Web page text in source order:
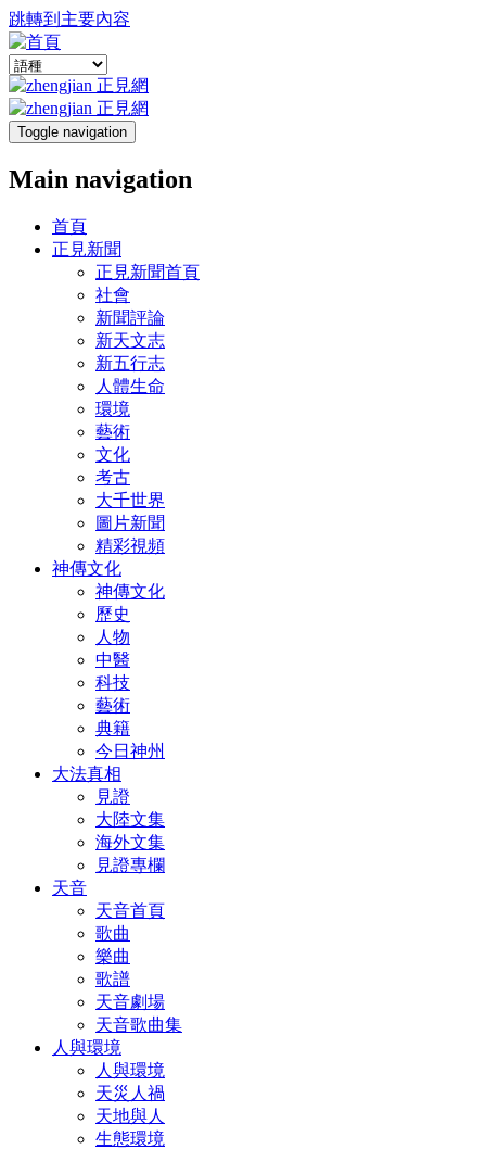
跳轉到主要內容
Toggle navigation
Main navigation
首頁
正見新聞
正見新聞首頁
社會
新聞評論
新天文志
新五行志
人體生命
環境
藝術
文化
考古
大千世界
圖片新聞
精彩視頻
神傳文化
神傳文化
歷史
人物
中醫
科技
藝術
典籍
今日神州
大法真相
見證
大陸文集
海外文集
見證專欄
天音
天音首頁
歌曲
樂曲
歌譜
天音劇場
天音歌曲集
人與環境
人與環境
天災人禍
天地與人
生態環境